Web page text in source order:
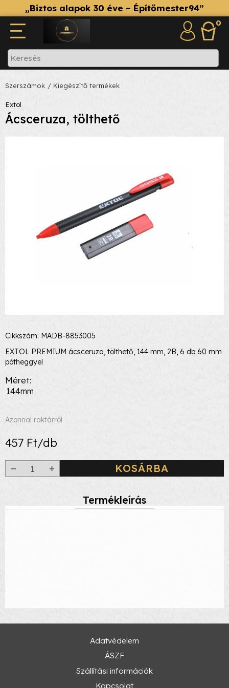
„Biztos alapok 30 éve – Építőmester94”
0
Szerszámok / Kiegészítő termékek
Extol
Ácsceruza, tölthető
Cikkszám: MADB-8853005
EXTOL PREMIUM ácsceruza, tölthető, 144 mm, 2B, 6 db 60 mm
pótheggyel
Méret
144mm
Azonnal raktárról
457 Ft/db
KOSÁRBA
Termékleírás
Adatvédelem
ÁSZF
Szállítási információk
Kapcsolat